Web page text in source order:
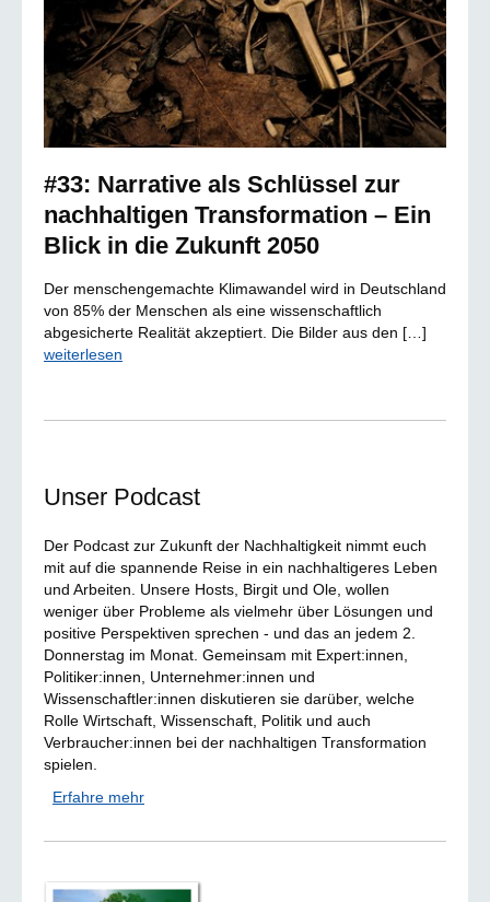
#33: Narrative als Schlüssel zur
nachhaltigen Transformation – Ein
Blick in die Zukunft 2050
Der menschengemachte Klimawandel wird in Deutschland
von 85% der Menschen als eine wissenschaftlich
abgesicherte Realität akzeptiert. Die Bilder aus den […]
weiterlesen
Unser Podcast
Der Podcast zur Zukunft der Nachhaltigkeit nimmt euch
mit auf die spannende Reise in ein nachhaltigeres Leben
und Arbeiten. Unsere Hosts, Birgit und Ole, wollen
weniger über Probleme als vielmehr über Lösungen und
positive Perspektiven sprechen - und das an jedem 2.
Donnerstag im Monat. Gemeinsam mit Expert:innen,
Politiker:innen, Unternehmer:innen und
Wissenschaftler:innen diskutieren sie darüber, welche
Rolle Wirtschaft, Wissenschaft, Politik und auch
Verbraucher:innen bei der nachhaltigen Transformation
spielen.
Erfahre mehr